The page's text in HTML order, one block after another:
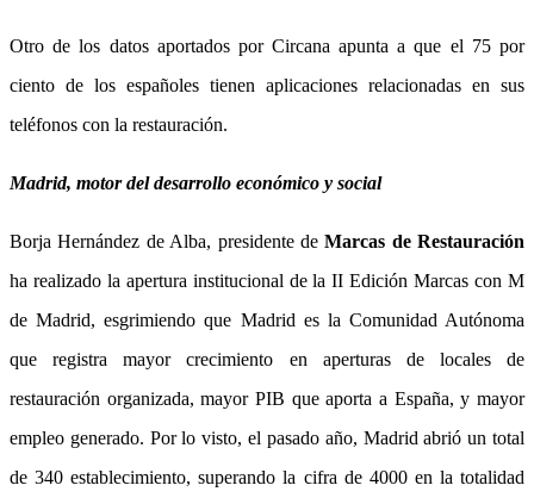
Otro de los datos aportados por Circana apunta a que el 75 por
ciento de los españoles tienen aplicaciones relacionadas en sus
teléfonos con la restauración.
Madrid, motor del desarrollo económico y social
Borja Hernández de Alba, presidente deMarcas de Restauración
ha realizado la apertura institucional de la II Edición Marcas con M
de Madrid, esgrimiendo que Madrid es la Comunidad Autónoma
que registra mayor crecimiento en aperturas de locales de
restauración organizada, mayor PIB que aporta a España, y mayor
empleo generado. Por lo visto, el pasado año, Madrid abrió un total
de 340 establecimiento, superando la cifra de 4000 en la totalidad